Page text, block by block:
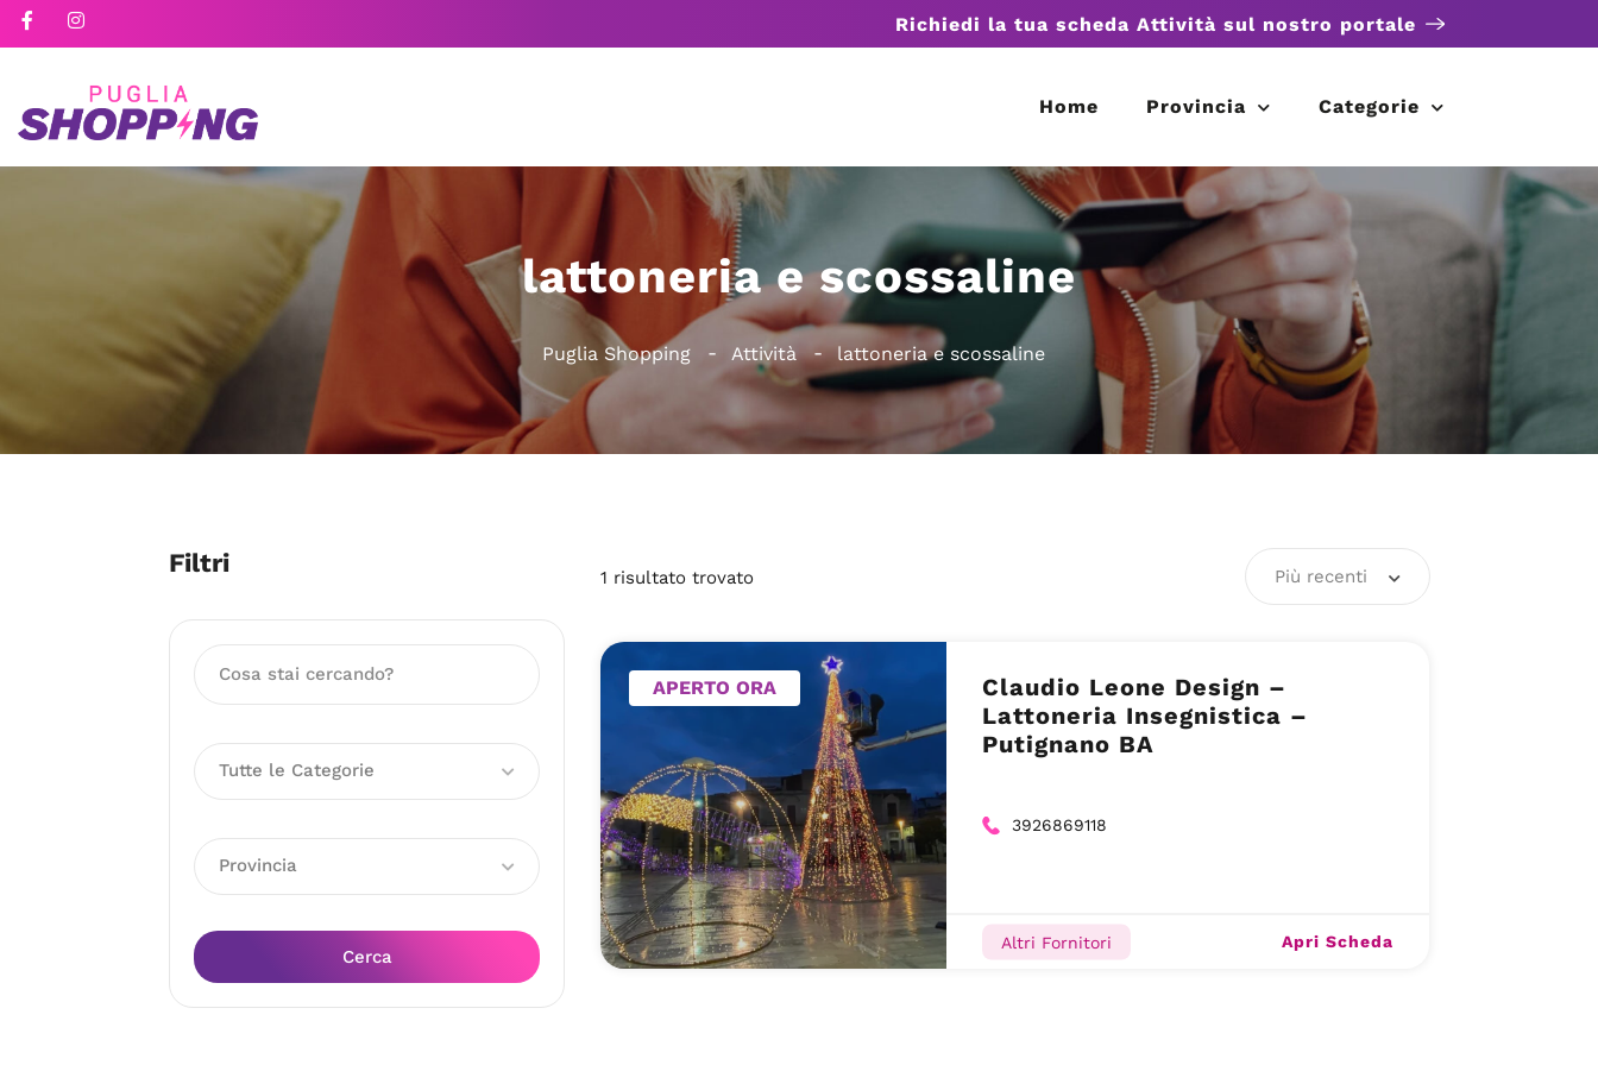
Richiedi la tua scheda Attività sul nostro portale
Home Provincia Categorie
lattoneria e scossaline
Puglia Shopping Attività lattoneria e scossaline
Filtri
Tutte le Categorie
Provincia
Cerca
1 risultato trovato Più recenti
APERTO ORA
Claudio Leone Design –
Lattoneria Insegnistica –
Putignano BA
3926869118
Altri Fornitori Apri Scheda